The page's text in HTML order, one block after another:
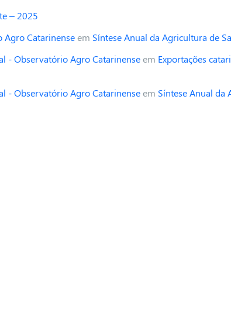
– 2025
Agro Catarinenseem Síntese Anual da Agricultura de
- Observatório Agro Catarinenseem Exportações
- Observatório Agro Catarinenseem Síntese Anual da